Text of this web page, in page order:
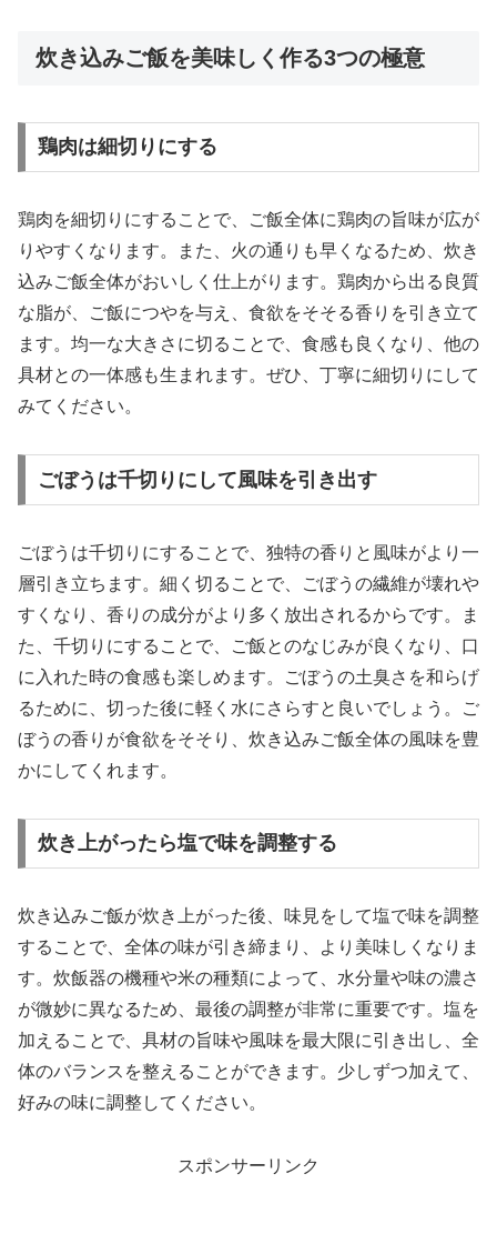
炊き込みご飯を美味しく作る3つの極意
鶏肉は細切りにする
鶏肉を細切りにすることで、ご飯全体に鶏肉の旨味が広が
りやすくなります。また、火の通りも早くなるため、炊き
込みご飯全体がおいしく仕上がります。鶏肉から出る良質
な脂が、ご飯につやを与え、食欲をそそる香りを引き立て
ます。均一な大きさに切ることで、食感も良くなり、他の
具材との一体感も生まれます。ぜひ、丁寧に細切りにして
みてください。
ごぼうは千切りにして風味を引き出す
ごぼうは千切りにすることで、独特の香りと風味がより一
層引き立ちます。細く切ることで、ごぼうの繊維が壊れや
すくなり、香りの成分がより多く放出されるからです。ま
た、千切りにすることで、ご飯とのなじみが良くなり、口
に入れた時の食感も楽しめます。ごぼうの土臭さを和らげ
るために、切った後に軽く水にさらすと良いでしょう。ご
ぼうの香りが食欲をそそり、炊き込みご飯全体の風味を豊
かにしてくれます。
炊き上がったら塩で味を調整する
炊き込みご飯が炊き上がった後、味見をして塩で味を調整
することで、全体の味が引き締まり、より美味しくなりま
す。炊飯器の機種や米の種類によって、水分量や味の濃さ
が微妙に異なるため、最後の調整が非常に重要です。塩を
加えることで、具材の旨味や風味を最大限に引き出し、全
体のバランスを整えることができます。少しずつ加えて、
好みの味に調整してください。
スポンサーリンク